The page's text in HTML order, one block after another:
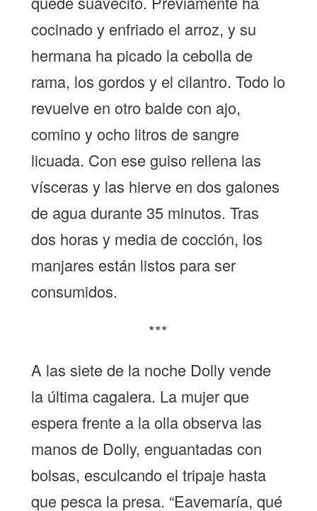
cocinado y enfriado el arroz, y su
hermana ha picado la cebolla de
rama, los gordos y el cilantro. Todo lo
revuelve en otro balde con ajo,
comino y ocho litros de sangre
licuada. Con ese guiso rellena las
vísceras y las hierve en dos galones
de agua durante 35 minutos. Tras
dos horas y media de cocción, los
manjares están listos para ser
consumidos.
***
A las siete de la noche Dolly vende
la última cagalera. La mujer que
espera frente a la olla observa las
manos de Dolly, enguantadas con
bolsas, esculcando el tripaje hasta
que pesca la presa. “Eavemaría, qué